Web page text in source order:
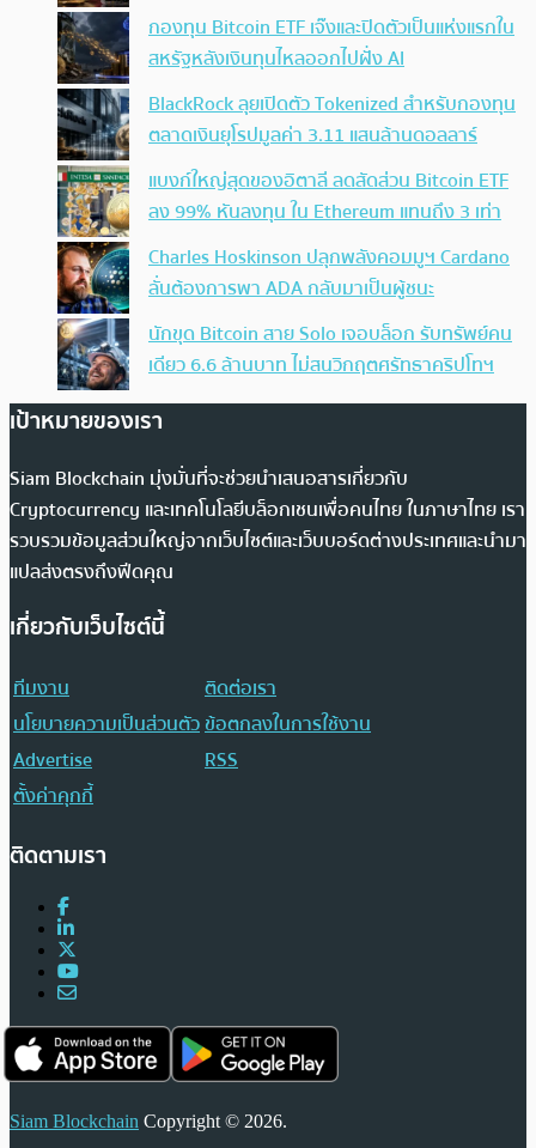
กองทุน Bitcoin ETF เจ๊งและปิดตัวเป็นแห่งแรกใน
สหรัฐหลังเงินทุนไหลออกไปฝั่ง AI
BlackRock ลุยเปิดตัว Tokenized สำหรับกองทุน
ตลาดเงินยุโรปมูลค่า 3.11 แสนล้านดอลลาร์
แบงก์ใหญ่สุดของอิตาลี ลดสัดส่วน Bitcoin ETF
ลง 99% หันลงทุน ใน Ethereum แทนถึง 3 เท่า
Charles Hoskinson ปลุกพลังคอมมูฯ Cardano
ลั่นต้องการพา ADA กลับมาเป็นผู้ชนะ
นักขุด Bitcoin สาย Solo เจอบล็อก รับทรัพย์คน
เดียว 6.6 ล้านบาท ไม่สนวิกฤตศรัทธาคริปโทฯ
เป้าหมายของเรา
Siam Blockchain มุ่งมั่นที่จะช่วยนำเสนอสารเกี่ยวกับ
Cryptocurrency และเทคโนโลยีบล็อกเชนเพื่อคนไทย ในภาษาไทย เรา
รวบรวมข้อมูลส่วนใหญ่จากเว็บไซต์และเว็บบอร์ดต่างประเทศและนำมา
แปลส่งตรงถึงฟีดคุณ
เกี่ยวกับเว็บไซต์นี้
ทีมงาน
ติดต่อเรา
นโยบายความเป็นส่วนตัวข้อตกลงในการใช้งาน
Advertise
RSS
ตั้งค่าคุกกี้
ติดตามเรา
Siam Blockchain Copyright © 2026.